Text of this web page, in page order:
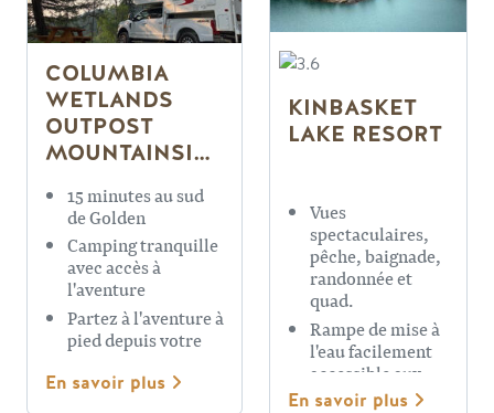
COLUMBIA
WETLANDS
OUTPOST
MOUNTAINSIDE
15 minutes au sud
de Golden
Camping tranquille
avec accès à
l'aventure
Partez à l'aventure à
pied depuis votre
En savoir plus
KINBASKET
LAKE RESORT
Vues
spectaculaires,
pêche, baignade,
randonnée et
quad.
Rampe de mise à
l'eau facilement
accessible aux
touristes
En savoir plus